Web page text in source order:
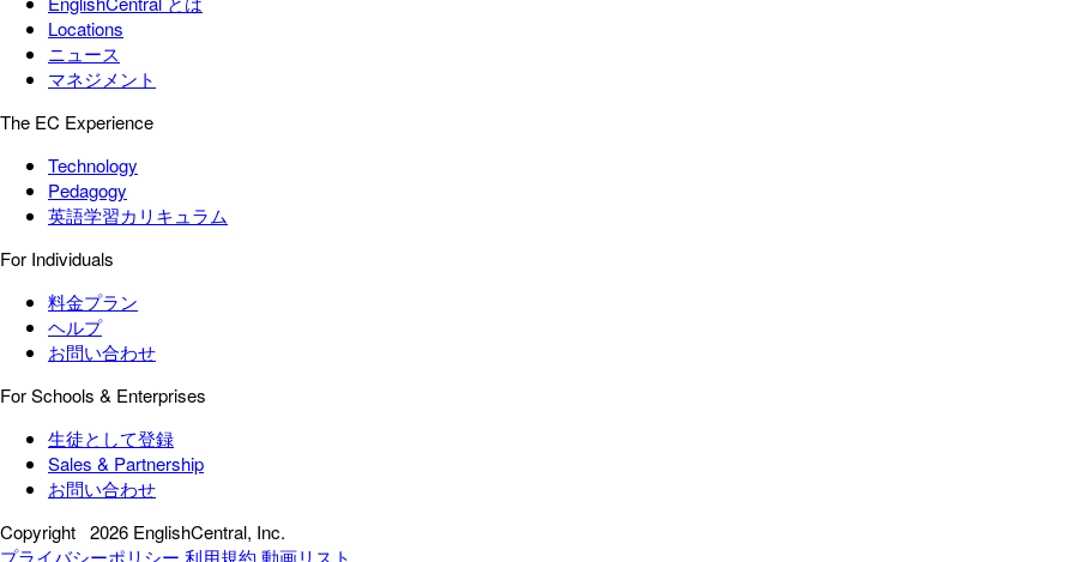
Locations
ニュース
マネジメント
The EC Experience
Technology
Pedagogy
英語学習カリキュラム
For Individuals
料金プラン
ヘルプ
お問い合わせ
For Schools & Enterprises
生徒として登録
Sales & Partnership
お問い合わせ
Copyright 2026 EnglishCentral, Inc.